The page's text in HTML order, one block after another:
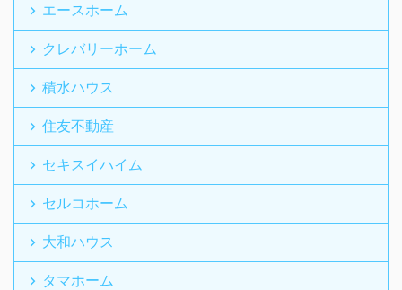
エースホーム
クレバリーホーム
積水ハウス
住友不動産
セキスイハイム
セルコホーム
大和ハウス
タマホーム